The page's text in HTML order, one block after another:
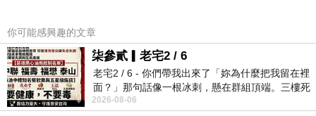
本品牌商品都是韓國設計，再
由大陸廠商採用標準的日韓版
型打版製造，在材質方面，圖
你可能感興趣的文章
柒參貳▎老宅2 / 6
老宅2 / 6 - 你們帶我出來了「妳為什麼把我留在裡
面？」那句話像一根冰刺，懸在群組頂端。三樓死
死盯著照片裡的人。那個人確實站在
2026-08-06